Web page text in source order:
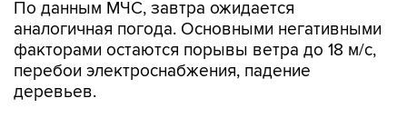
факторами остаются порывы ветра до 18 м/с,
перебои электроснабжения, падение
деревьев.
Смоленская область